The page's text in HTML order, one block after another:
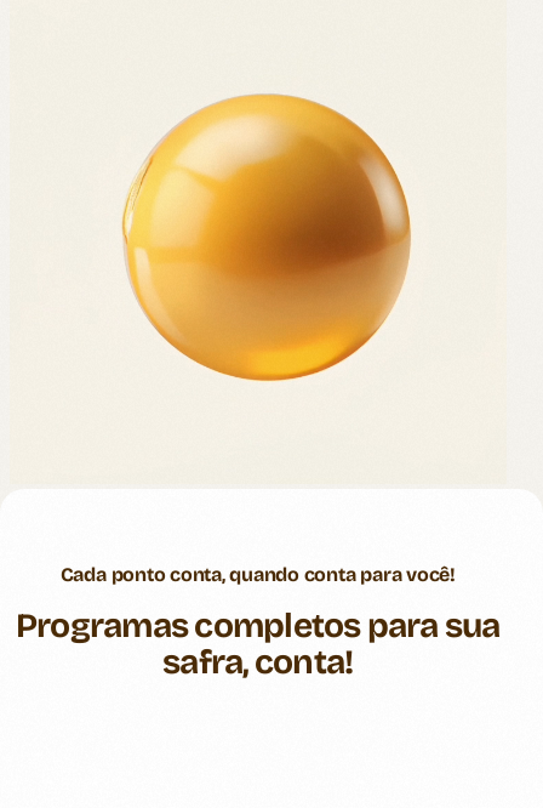
Cada ponto conta, quando conta para você!
Programas completos para sua
safra, conta!